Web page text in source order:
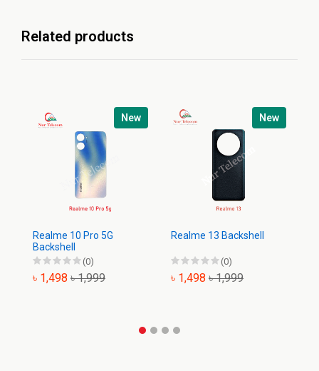
Related products
New
Realme 10 Pro 5G
Backshell
(0)
৳ 1,498 ৳ 1,999
New
Realme 13 Backshell
(0)
৳ 1,498 ৳ 1,999